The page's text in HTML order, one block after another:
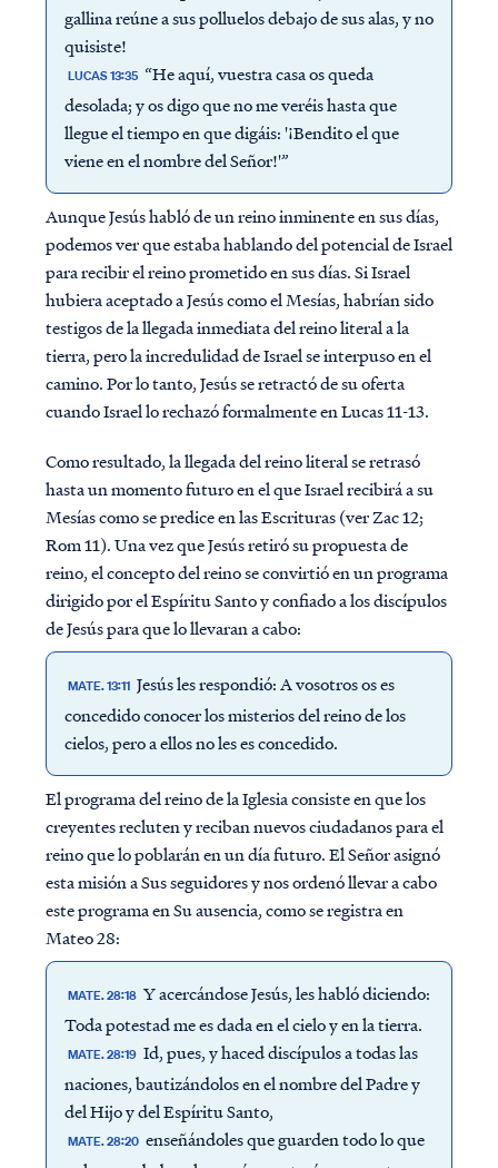
gallina reúne a sus polluelos debajo de sus alas, y no
quisiste!
LUCAS 13:35 “He aquí, vuestra casa os queda
desolada; y os digo que no me veréis hasta que
llegue el tiempo en que digáis: '¡Bendito el que
viene en el nombre del Señor!'”
Aunque Jesús habló de un reino inminente en sus días,
podemos ver que estaba hablando del potencial de Israel
para recibir el reino prometido en sus días. Si Israel
hubiera aceptado a Jesús como el Mesías, habrían sido
testigos de la llegada inmediata del reino literal a la
tierra, pero la incredulidad de Israel se interpuso en el
camino. Por lo tanto, Jesús se retractó de su oferta
cuando Israel lo rechazó formalmente en Lucas 11-13.
Como resultado, la llegada del reino literal se retrasó
hasta un momento futuro en el que Israel recibirá a su
Mesías como se predice en las Escrituras (ver Zac 12;
Rom 11). Una vez que Jesús retiró su propuesta de
reino, el concepto del reino se convirtió en un programa
dirigido por el Espíritu Santo y confiado a los discípulos
de Jesús para que lo llevaran a cabo:
MATE. 13:11 Jesús les respondió: A vosotros os es
concedido conocer los misterios del reino de los
cielos, pero a ellos no les es concedido.
El programa del reino de la Iglesia consiste en que los
creyentes recluten y reciban nuevos ciudadanos para el
reino que lo poblarán en un día futuro. El Señor asignó
esta misión a Sus seguidores y nos ordenó llevar a cabo
este programa en Su ausencia, como se registra en
Mateo 28:
MATE. 28:18 Y acercándose Jesús, les habló diciendo:
Toda potestad me es dada en el cielo y en la tierra.
MATE. 28:19 Id, pues, y haced discípulos a todas las
naciones, bautizándolos en el nombre del Padre y
del Hijo y del Espíritu Santo,
MATE. 28:20 enseñándoles que guarden todo lo que